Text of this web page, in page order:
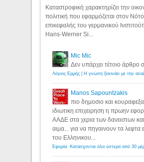
Καταστροφική χαρακτηρίζει την
πολιτική που εφαρμόζεται στον
επικεφαλής του γερμανικού
Hans-Werner Si...
Mic Mic
Δεν υπάρχει τέτοιο άρθρο
Manos Sapountzakis
πιο δημοσιο και
ιδιωτικη επιχειρηση η πρωην
ΑΑΔΕ στα χερια των δανειστων και
αιμα... για να πηγαινουν τα λεφτα
του Ελληνικου...